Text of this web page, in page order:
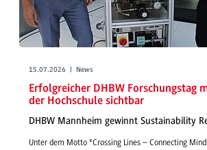
15.07.2026 | News
Erfolgreicher DHBW Forschungstag
der Hochschule sichtbar
DHBW Mannheim gewinnt Sustainability
Unter dem Motto "Crossing Lines – Connecting